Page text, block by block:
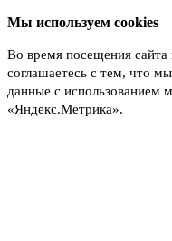
Мы используем cookies
Во время посещения
соглашаетесь с тем, что
данные с использованием
«Яндекс.Метрика».